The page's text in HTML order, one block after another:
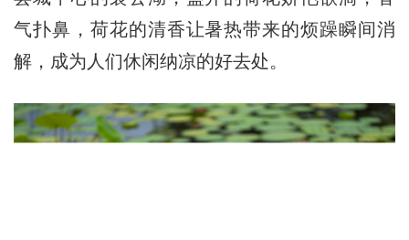
气扑鼻，荷花的清香让暑热带来的烦躁瞬间消
解，成为人们休闲纳凉的好去处。